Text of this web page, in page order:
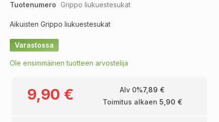
beginning
the
gallery
Tuotenumero Grippo liukuestesukat
Aikuisten Grippo liukuestesukat
Varastossa
Ole ensimmäinen tuotteen arvostelija
9,90 € Alv 0%7,89 €
Toimitus alkaen 5,90 €